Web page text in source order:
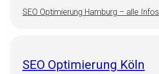
SEO Optimierung Hamburg – alle Infos
SEO Optimierung Köln